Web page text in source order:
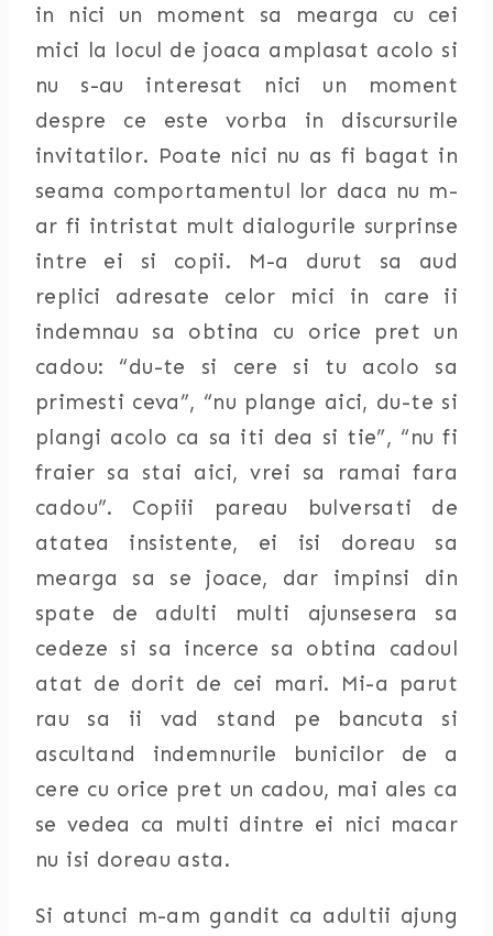
in nici un moment sa mearga cu cei
mici la locul de joaca amplasat acolo si
nu s-au interesat nici un moment
despre ce este vorba in discursurile
invitatilor. Poate nici nu as fi bagat in
seama comportamentul lor daca nu m-
ar fi intristat mult dialogurile surprinse
intre ei si copii. M-a durut sa aud
replici adresate celor mici in care ii
indemnau sa obtina cu orice pret un
cadou: “du-te si cere si tu acolo sa
primesti ceva”, “nu plange aici, du-te si
plangi acolo ca sa iti dea si tie”, “nu fi
fraier sa stai aici, vrei sa ramai fara
cadou”. Copiii pareau bulversati de
atatea insistente, ei isi doreau sa
mearga sa se joace, dar impinsi din
spate de adulti multi ajunsesera sa
cedeze si sa incerce sa obtina cadoul
atat de dorit de cei mari. Mi-a parut
rau sa ii vad stand pe bancuta si
ascultand indemnurile bunicilor de a
cere cu orice pret un cadou, mai ales ca
se vedea ca multi dintre ei nici macar
nu isi doreau asta.
Si atunci m-am gandit ca adultii ajung